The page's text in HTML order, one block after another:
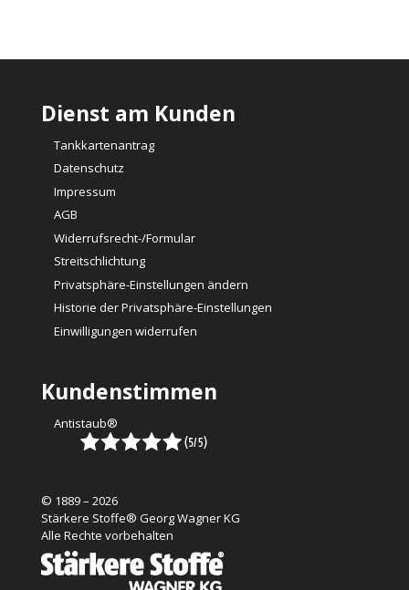
Dienst am Kunden
Tankkartenantrag
Datenschutz
Impressum
AGB
Widerrufsrecht-/Formular
Streitschlichtung
Privatsphäre-Einstellungen ändern
Historie der Privatsphäre-Einstellungen
Einwilligungen widerrufen
Kundenstimmen
Antistaub®
© 1889 – 2026
Stärkere Stoffe® Georg Wagner KG
Alle Rechte vorbehalten